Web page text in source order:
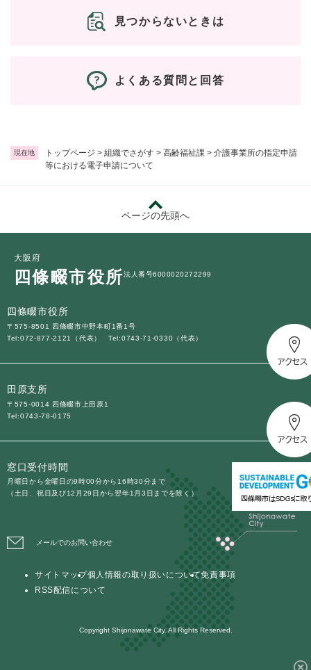
現在地 トップページ > 組織でさがす > 高齢福祉課 > 介護事業所の指定申請
等における電子申請について
見つからないときは
よくある質問と回答
ページの先頭へ
大阪府
四條畷市役所法人番号6000020272299
四條畷市役所
〒575-8501 四條畷市中野本町1番1号
Tel:072-877-2121（代表）
Tel:0743-71-0330（代表）
田原支所
〒575-0014 四條畷市上田原1
Tel:0743-78-0175
窓口受付時間
月曜日から金曜日の9時00分から16時30分まで
（土日、祝日及び12月29日から翌年1月3日までを除く）
メールでのお問い合わせ
サイトマップ個人情報の取り扱いについて免責事項
RSS配信について
Copyright Shijonawate City. All Rights Reserved.